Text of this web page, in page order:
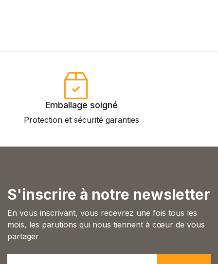
Terms and Conditions
Emballage soigné
Protection et sécurité garanties
S'inscrire à notre newsletter
En vous inscrivant, vous recevrez une fois tous les
mois, les parutions qui nous tiennent à cœur de vous
partager